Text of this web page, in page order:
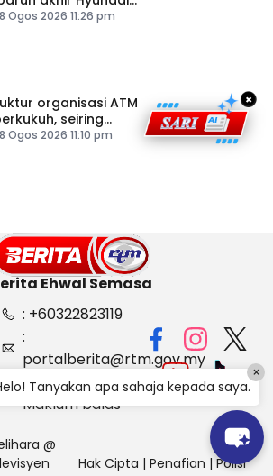
Cup
8 Ogos 2026 11:26 pm
organisasi ATM
seiring
aset
8 Ogos 2026 11:10 pm
×
Ehwal Semasa
: +60322823119
:
portalberita@rtm.gov.my
: Aduan &
Maklum balas
@
Hak Cipta | Penafian | Polisi
Tanyakan apa sahaja kepada saya.
×